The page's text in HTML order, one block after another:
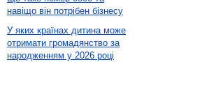
навіщо він потрібен бізнесу
У яких країнах дитина може
отримати громадянство за
народженням у 2026 році